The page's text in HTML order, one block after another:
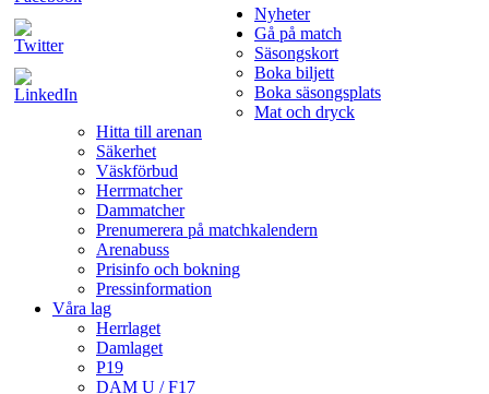
Nyheter
Gå på match
Säsongskort
Boka biljett
Boka säsongsplats
Mat och dryck
Hitta till arenan
Säkerhet
Väskförbud
Herrmatcher
Dammatcher
Prenumerera på matchkalendern
Arenabuss
Prisinfo och bokning
Pressinformation
Våra lag
Herrlaget
Damlaget
P19
DAM U / F17